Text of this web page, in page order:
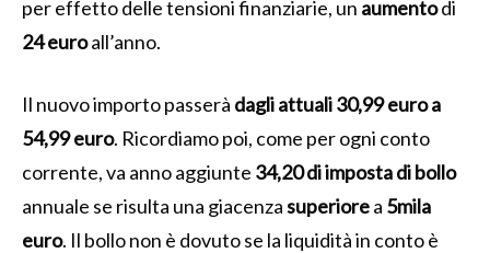
per effetto delle tensioni finanziarie, un aumentodi
24 euroall’anno.
Il nuovo importo passerà dagli attuali 30,99 euro a
54,99 euro. Ricordiamo poi, come per ogni conto
corrente, va anno aggiunte 34,20 di imposta di bollo
annuale se risulta una giacenzasuperiorea 5mila
euro. Il bollo non è dovuto se la liquidità in conto è